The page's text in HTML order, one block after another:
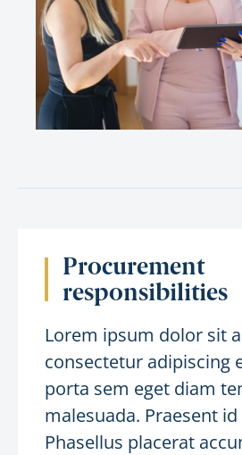
Procurement
responsibilities
Lorem ipsum dolor sit
consectetur adipiscing
porta sem eget diam
malesuada. Praesent
Phasellus placerat